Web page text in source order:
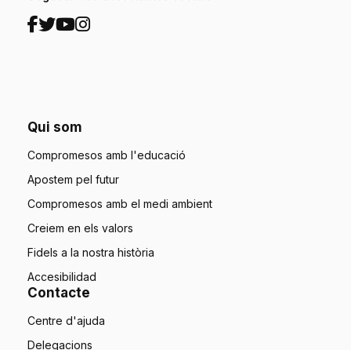
Qui som
Compromesos amb l'educació
Apostem pel futur
Compromesos amb el medi ambient
Creiem en els valors
Fidels a la nostra història
Accesibilidad
Contacte
Centre d'ajuda
Delegacions